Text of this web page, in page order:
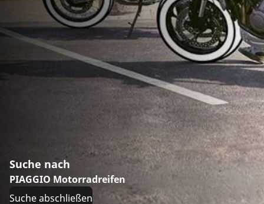
Suche nach
PIAGGIO Motorradreifen
Suche abschließen